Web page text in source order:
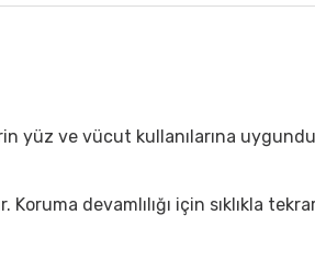
yüz ve vücut kullanılarına
devamlılığı için sıklıkla